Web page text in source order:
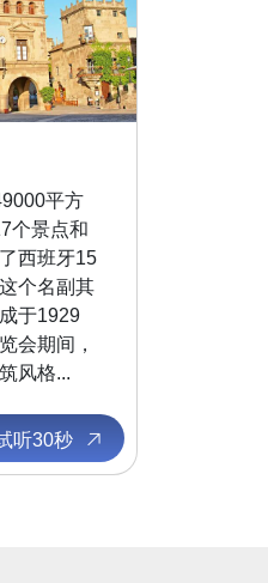
平方
个景点和
西班牙15
个名副其
于1929
会期间，
风格...
听30秒